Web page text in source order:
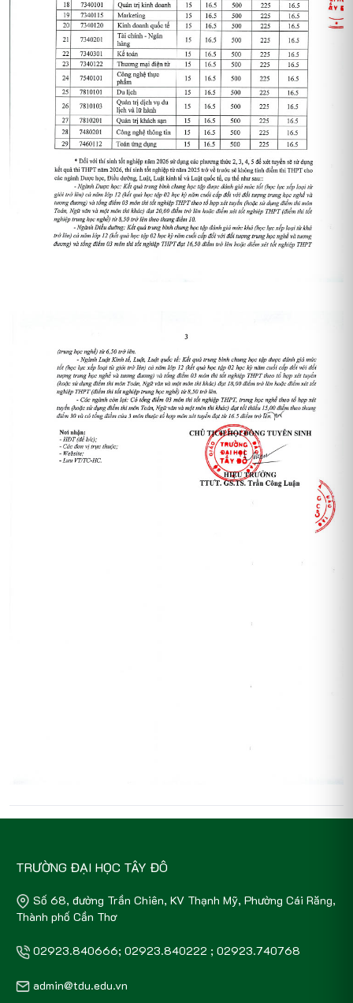
TRƯỜNG ĐẠI HỌC TÂY ĐÔ
Số 68, đường Trần Chiên, KV Thạnh Mỹ, Phường Cái Răng,
Thành phố Cần Thơ
02923.840666; 02923.840222 ; 02923.740768
admin@tdu.edu.vn